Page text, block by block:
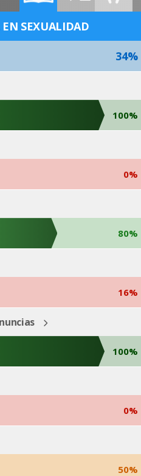
ENG
SEXUALIDAD
34%
100%
0%
80%
16%
100%
0%
50%